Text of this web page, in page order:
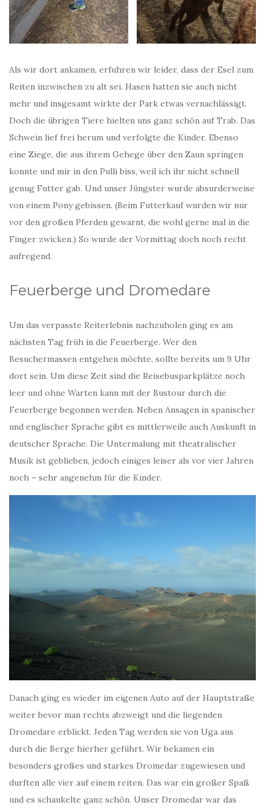
Als wir dort ankamen, erfuhren wir leider, dass der Esel zum
Reiten inzwischen zu alt sei. Hasen hatten sie auch nicht
mehr und insgesamt wirkte der Park etwas vernachlässigt.
Doch die übrigen Tiere hielten uns ganz schön auf Trab. Das
Schwein lief frei herum und verfolgte die Kinder. Ebenso
eine Ziege, die aus ihrem Gehege über den Zaun springen
konnte und mir in den Pulli biss, weil ich ihr nicht schnell
genug Futter gab. Und unser Jüngster wurde absurderweise
von einem Pony gebissen. (Beim Futterkauf wurden wir nur
vor den großen Pferden gewarnt, die wohl gerne mal in die
Finger zwicken.) So wurde der Vormittag doch noch recht
aufregend.
Feuerberge und Dromedare
Um das verpasste Reiterlebnis nachzuholen ging es am
nächsten Tag früh in die Feuerberge. Wer den
Besuchermassen entgehen möchte, sollte bereits um 9 Uhr
dort sein. Um diese Zeit sind die Reisebusparkplätze noch
leer und ohne Warten kann mit der Bustour durch die
Feuerberge begonnen werden. Neben Ansagen in spanischer
und englischer Sprache gibt es mittlerweile auch Auskunft in
deutscher Sprache. Die Untermalung mit theatralischer
Musik ist geblieben, jedoch einiges leiser als vor vier Jahren
noch – sehr angenehm für die Kinder.
Danach ging es wieder im eigenen Auto auf der Hauptstraße
weiter bevor man rechts abzweigt und die liegenden
Dromedare erblickt. Jeden Tag werden sie von Uga aus
durch die Berge hierher geführt. Wir bekamen ein
besonders großes und starkes Dromedar zugewiesen und
durften alle vier auf einem reiten. Das war ein großer Spaß
und es schaukelte ganz schön. Unser Dromedar war das